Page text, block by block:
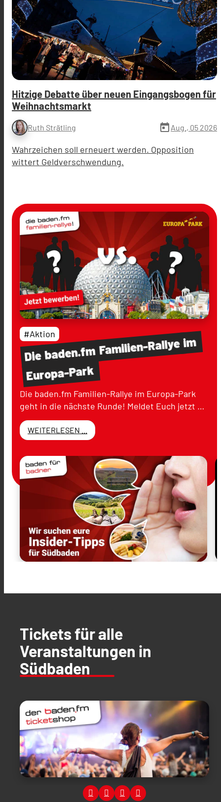
Hitzige Debatte über neuen Eingangsbogen für
Weihnachtsmarkt
Ruth Strätling today Aug., 05 2026
Wahrzeichen soll erneuert werden. Opposition
wittert Geldverschwendung.
Diebaden.fmFamilien-Rallyeim
Europa-Park
#Aktion
Die baden.fm Familien-Rallye im Europa-Park
geht in die nächste Runde! Meldet Euch jetzt …
WEITERLESEN ...
Tickets für alle
Veranstaltungen in
Südbaden